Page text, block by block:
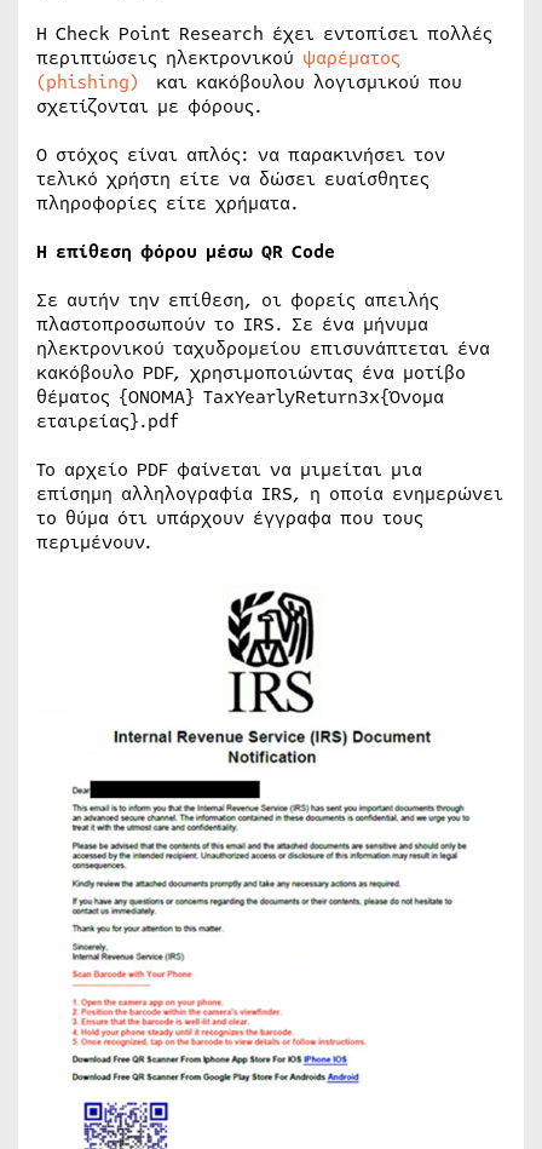
Η Check Point Research έχει εντοπίσει πολλές
περιπτώσεις ηλεκτρονικού ψαρέματος
(phishing)
και κακόβουλου λογισμικού που
σχετίζονται με φόρους.
Ο στόχος είναι απλός: να παρακινήσει τον
τελικό χρήστη είτε να δώσει ευαίσθητες
πληροφορίες είτε χρήματα.
Η επίθεση φόρου μέσω QR Code
Σε αυτήν την επίθεση, οι φορείς απειλής
πλαστοπροσωπούν το IRS. Σε ένα μήνυμα
ηλεκτρονικού ταχυδρομείου επισυνάπτεται ένα
κακόβουλο PDF, χρησιμοποιώντας ένα μοτίβο
θέματος {ΟΝΟΜΑ} TaxYearlyReturn3x{Όνομα
εταιρείας}.pdf
Το αρχείο PDF φαίνεται να μιμείται μια
επίσημη αλληλογραφία IRS, η οποία ενημερώνει
το θύμα ότι υπάρχουν έγγραφα που τους
περιμένουν.